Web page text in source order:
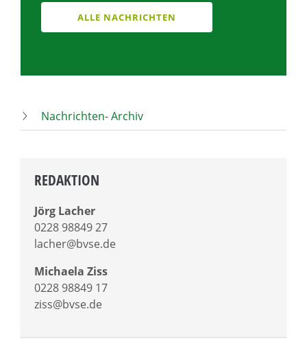
ALLE NACHRICHTEN
Nachrichten- Archiv
REDAKTION
Jörg Lacher
0228 98849 27
lacher@bvse.de
Michaela Ziss
0228 98849 17
ziss@bvse.de